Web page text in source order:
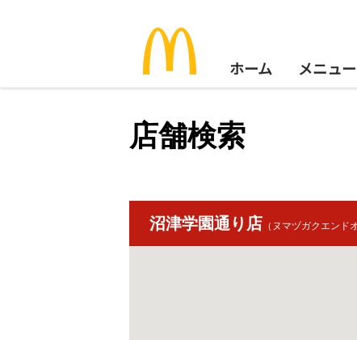
ホーム メニュー
店舗検索
沼津学園通り店 （ヌマヅガクエンド